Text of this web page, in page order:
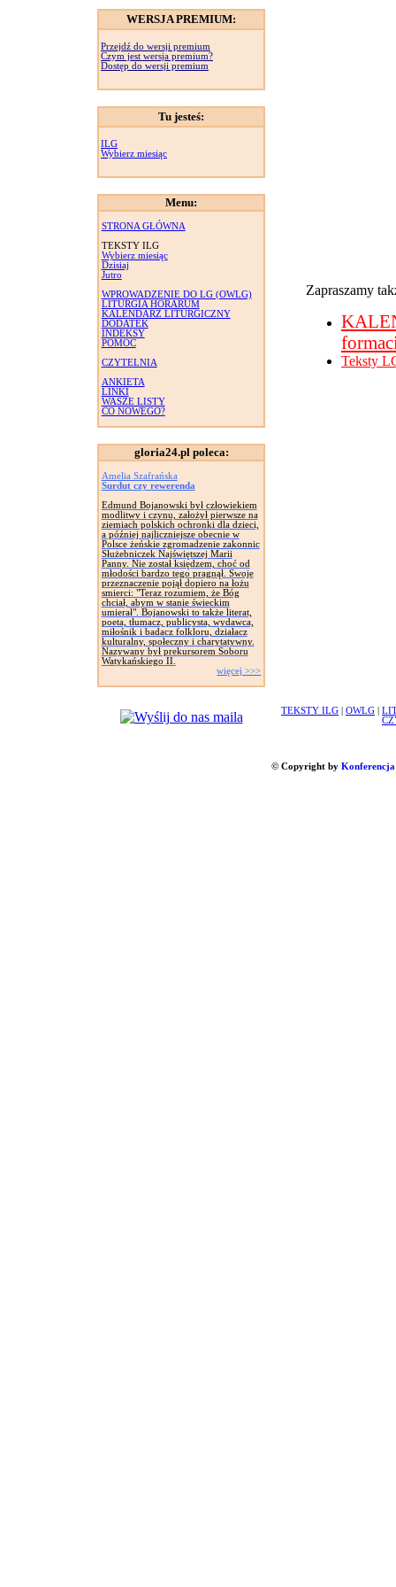
WERSJA PREMIUM:
Przejdź do wersji premium
Czym jest wersja premium?
Dostęp do wersji premium
Tu jesteś:
ILG
Wybierz miesiąc
Menu:
STRONA GŁÓWNA
TEKSTY ILG
Wybierz miesiąc
Dzisiaj
Jutro
WPROWADZENIE DO LG (OWLG)
LITURGIA HORARUM
KALENDARZ LITURGICZNY
DODATEK
INDEKSY
POMOC
CZYTELNIA
ANKIETA
LINKI
WASZE LISTY
CO NOWEGO?
gloria24.pl poleca:
Amelia Szafrańska
Surdut czy rewerenda
Edmund Bojanowski był człowiekiem
modlitwy i czynu, założył pierwsze na
ziemiach polskich ochronki dla dzieci,
a później najliczniejsze obecnie w
Polsce żeńskie zgromadzenie zakonnic
Służebniczek Najświętszej Marii
Panny. Nie został księdzem, choć od
młodości bardzo tego pragnął. Swoje
przeznaczenie pojął dopiero na łożu
smierci: "Teraz rozumiem, że Bóg
chciał, abym w stanie świeckim
umierał". Bojanowski to także literat,
poeta, tłumacz, publicysta, wydawca,
miłośnik i badacz folkloru, działacz
kulturalny, społeczny i charytatywny.
Nazywany był prekursorem Soboru
Watykańskiego II.
więcej >>>
Zapraszamy
Teksty
TEKSTY ILG OWLG
© Copyright by Konferencja